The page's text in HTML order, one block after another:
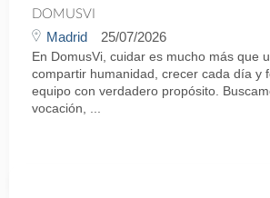
DOMUSVI
Madrid 25/07/2026
En DomusVi, cuidar es mucho más que
compartir humanidad, crecer cada día y
equipo con verdadero propósito.
vocación, ...